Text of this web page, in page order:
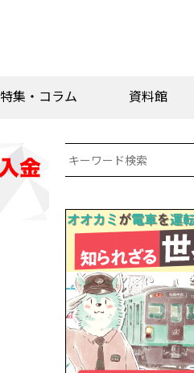
特集・コラム 資料館